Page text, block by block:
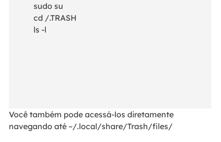
sudo su
cd /.TRASH
ls -l
Você também pode acessá-los diretamente
navegando até ~/.local/share/Trash/files/